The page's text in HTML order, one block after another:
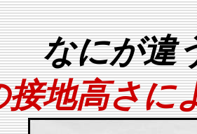
なにが違
接地高さに